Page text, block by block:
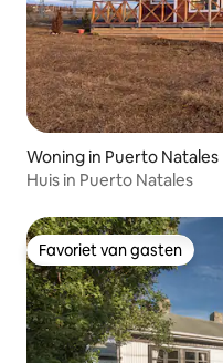
Woning in Puerto Natales
Huis in Puerto Natales
Favoriet van gasten
Favoriet van gasten